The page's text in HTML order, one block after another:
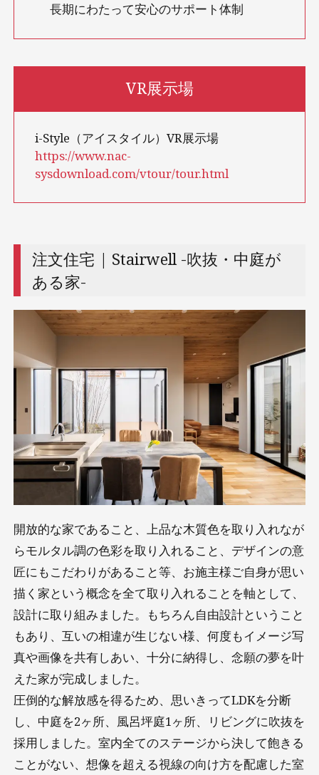
長期にわたって安心のサポート体制
VR展示場
i-Style（アイスタイル）VR展示場
https://www.nac-
sysdownload.com/vtour/tour.html
注文住宅 | Stairwell -吹抜・中庭が
ある家-
開放的な家であること、上品な木質色を取り入れなが
らモルタル調の色彩を取り入れること、デザインの意
匠にもこだわりがあること等、お施主様ご自身が思い
描く家という概念を全て取り入れることを軸として、
設計に取り組みました。もちろん自由設計ということ
もあり、互いの相違が生じない様、何度もイメージ写
真や画像を共有しあい、十分に納得し、念願の夢を叶
えた家が完成しました。
圧倒的な解放感を得るため、思いきってLDKを分断
し、中庭を2ヶ所、風呂坪庭1ヶ所、リビングに吹抜を
採用しました。室内全てのステージから決して飽きる
ことがない、想像を超える視線の向け方を配慮した室